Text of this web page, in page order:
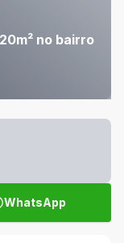
no bairro
WhatsApp